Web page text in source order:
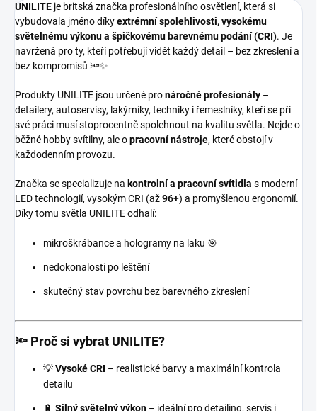
UNILITE je britská značka profesionálního osvětlení, která si
vybudovala jméno díkyextrémní spolehlivosti, vysokému
světelnému výkonu a špičkovému barevnému podání (CRI). Je
navržená pro ty, kteří potřebují vidět každý detail – bez zkreslení a
bez kompromisů 🔦✨
Produkty UNILITE jsou určené pronáročné profesionály –
detailery, autoservisy, lakýrníky, techniky i řemeslníky, kteří se při
své práci musí stoprocentně spolehnout na kvalitu světla. Nejde o
běžné hobby svítilny, ale opracovní nástroje, které obstojí v
každodenním provozu.
Značka se specializuje na kontrolní a pracovní svítidla s moderní
LED technologií, vysokým CRI (až96+) a promyšlenou ergonomií.
Díky tomu světla UNILITE odhalí:
mikroškrábance a hologramy na laku 🎯
nedokonalosti po leštění
skutečný stav povrchu bez barevného zkreslení
🔦 Proč si vybrat UNILITE?
💡Vysoké CRI – realistické barvy a maximální kontrola
detailu
🔋 Silný světelný výkon – ideální pro detailing, servis i